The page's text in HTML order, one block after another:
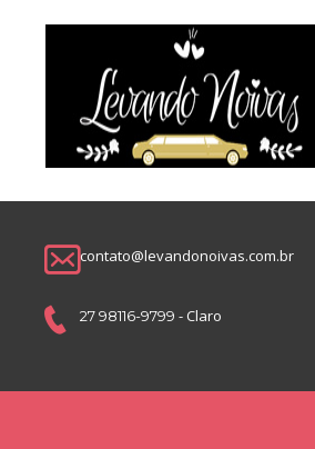
contato@levandonoivas.com.br
27 98116-9799 - Claro